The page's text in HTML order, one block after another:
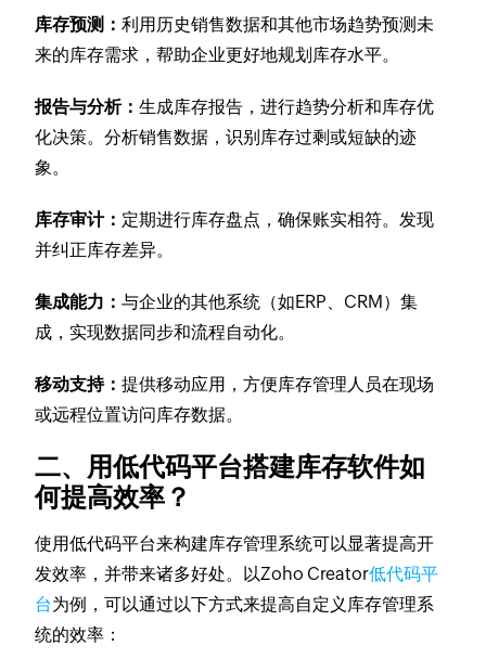
库存预测：利用历史销售数据和其他市场趋势预测未
来的库存需求，帮助企业更好地规划库存水平。
报告与分析：生成库存报告，进行趋势分析和库存优
化决策。分析销售数据，识别库存过剩或短缺的迹
象。
库存审计： 定期进行库存盘点，确保账实相符。发现
并纠正库存差异。
集成能力：与企业的其他系统（如ERP、CRM）集
成，实现数据同步和流程自动化。
移动支持：提供移动应用，方便库存管理人员在现场
或远程位置访问库存数据。
二、用低代码平台搭建库存软件如
何提高效率？
使用低代码平台来构建库存管理系统可以显著提高开
发效率，并带来诸多好处。以Zoho Creator低代码平
台为例，可以通过以下方式来提高自定义库存管理系
统的效率：